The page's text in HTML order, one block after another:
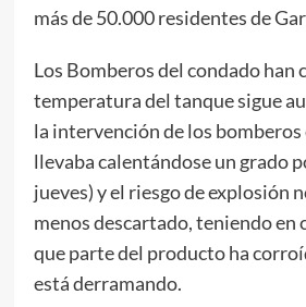
más de 50.000 residentes de
Los Bomberos del condado han
temperatura del tanque sigue
la intervención de los
llevaba calentándose un grado
jueves) y el riesgo de explosión
menos descartado, teniendo en
que parte del producto ha
está derramando.